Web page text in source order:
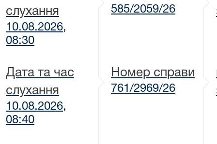
слухання
10.08.2026,
08:30
585/2059/26
Дата та час
слухання
10.08.2026,
08:40
Номер справи
761/2969/26